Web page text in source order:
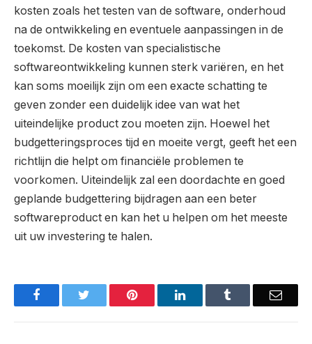
kosten zoals het testen van de software, onderhoud
na de ontwikkeling en eventuele aanpassingen in de
toekomst. De kosten van specialistische
softwareontwikkeling kunnen sterk variëren, en het
kan soms moeilijk zijn om een ​​exacte schatting te
geven zonder een duidelijk idee van wat het
uiteindelijke product zou moeten zijn. Hoewel het
budgetteringsproces tijd en moeite vergt, geeft het een
richtlijn die helpt om financiële problemen te
voorkomen. Uiteindelijk zal een doordachte en goed
geplande budgettering bijdragen aan een beter
softwareproduct en kan het u helpen om het meeste
uit uw investering te halen.
Facebook Pinterest LinkedIn Email